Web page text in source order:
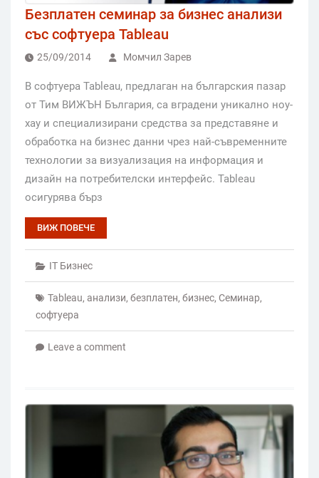
Безплатен семинар за бизнес анализи
със софтуера Tableau
25/09/2014 Момчил Зарев
В софтуера Tableau, предлаган на българския пазар
от Тим ВИЖЪН България, са вградени уникално ноу-
хау и специализирани средства за представяне и
обработка на бизнес данни чрез най-съвременните
технологии за визуализация на информация и
дизайн на потребителски интерфейс. Tableau
осигурява бърз
ВИЖ ПОВЕЧЕ
IT Бизнес
Tableau, анализи, безплатен, бизнес, Семинар,
софтуера
Leave a comment